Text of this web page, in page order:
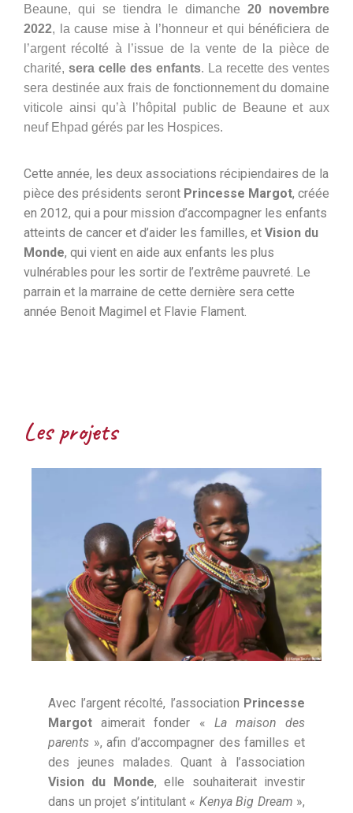
Beaune, qui se tiendra le dimanche20 novembre
2022, la cause mise à l’honneur et qui bénéficiera de
l’argent récolté à l’issue de la vente de la pièce de
charité, sera celle des enfants. La recette des ventes
sera destinée aux frais de fonctionnement du domaine
viticole ainsi qu’à l’hôpital public de Beaune et aux
neuf Ehpad gérés par les Hospices.
Cette année, les deux associations récipiendaires de la
pièce des présidents seront Princesse Margot, créée
en 2012, qui a pour mission d’accompagner les enfants
atteints de cancer et d’aider les familles, et Vision du
Monde, qui vient en aide aux enfants les plus
vulnérables pour les sortir de l’extrême pauvreté. Le
parrain et la marraine de cette dernière sera cette
année Benoit Magimel et Flavie Flament.
Les projets
Avec l’argent récolté, l’association Princesse
Margotaimerait fonder « La maison des
parents », afin d’accompagner des familles et
des jeunes malades. Quant à l’association
Vision du Monde, elle souhaiterait investir
dans un projet s’intitulant « Kenya Big Dream »,